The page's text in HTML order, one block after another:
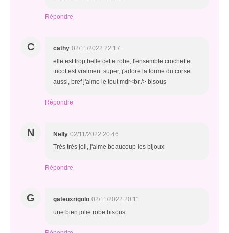
Répondre
C cathy 02/11/2022 22:17
elle est trop belle cette robe, l'ensemble crochet et
tricot est vraiment super, j'adore la forme du corset
aussi, bref j'aime le tout mdr<br /> bisous
Répondre
N Nelly 02/11/2022 20:46
Très très joli, j'aime beaucoup les bijoux
Répondre
G gateuxrigolo 02/11/2022 20:11
une bien jolie robe bisous